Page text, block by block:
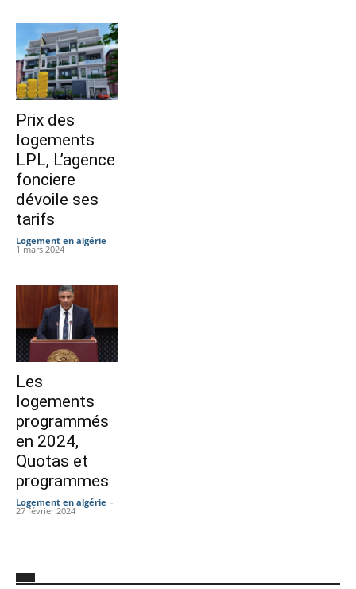
Prix des
logements
LPL, L’agence
fonciere
dévoile ses
tarifs
Logement en algérie -
1 mars 2024
Les
logements
programmés
en 2024,
Quotas et
programmes
Logement en algérie -
27 février 2024